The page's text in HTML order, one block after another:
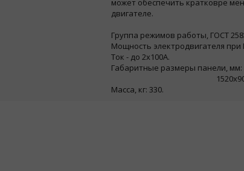
может обеспечить кратковре
двигателе.
Группа режимов работы, ГОСТ
Мощность электродвигателя при
Ток - до 2х100А.
Габаритные размеры панели, мм:
Масса, кг: 330.